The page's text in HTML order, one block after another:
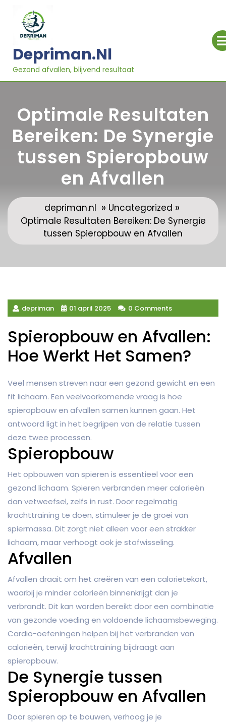
inhoud
Depriman.nl
Gezond afvallen, blijvend resultaat
Optimale Resultaten
Bereiken: De Synergie
tussen Spieropbouw
en Afvallen
depriman.nl » Uncategorized »
Optimale Resultaten Bereiken: De Synergie
tussen Spieropbouw en Afvallen
depriman 01 april 2025 0 Comments
Spieropbouw en Afvallen:
Hoe Werkt Het Samen?
Veel mensen streven naar een gezond gewicht en een
fit lichaam. Een veelvoorkomende vraag is hoe
spieropbouw en afvallen samen kunnen gaan. Het
antwoord ligt in het begrijpen van de relatie tussen
deze twee processen.
Spieropbouw
Het opbouwen van spieren is essentieel voor een
gezond lichaam. Spieren verbranden meer calorieën
dan vetweefsel, zelfs in rust. Door regelmatig
krachttraining te doen, stimuleer je de groei van
spiermassa. Dit zorgt niet alleen voor een strakker
lichaam, maar verhoogt ook je stofwisseling.
Afvallen
Afvallen draait om het creëren van een calorietekort,
waarbij je minder calorieën binnenkrijgt dan je
verbrandt. Dit kan worden bereikt door een combinatie
van gezonde voeding en voldoende lichaamsbeweging.
Cardio-oefeningen helpen bij het verbranden van
calorieën, terwijl krachttraining bijdraagt aan
spieropbouw.
De Synergie tussen
Spieropbouw en Afvallen
Door spieren op te bouwen, verhoog je je